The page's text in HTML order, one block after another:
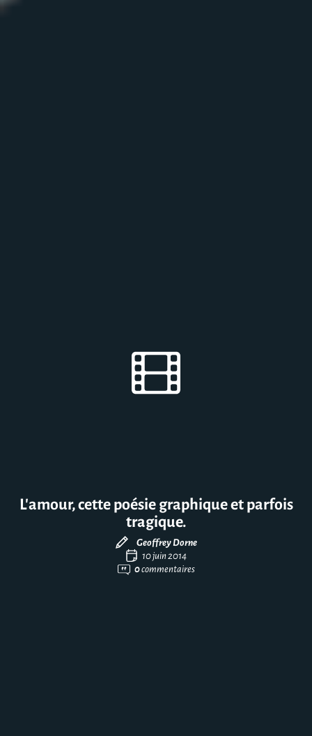
L’amour, cette poésie graphique et parfois
tragique.
Geoffrey Dorne
10 juin 2014
0commentaires